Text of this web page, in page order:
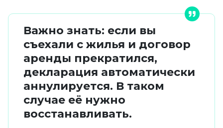
Важно знать: если вы
съехали с жилья и договор
аренды прекратился,
декларация автоматически
аннулируется. В таком
случае её нужно
восстанавливать.